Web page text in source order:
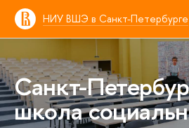
НИУ ВШЭ в Санкт-Петербурге
Санкт-
школа